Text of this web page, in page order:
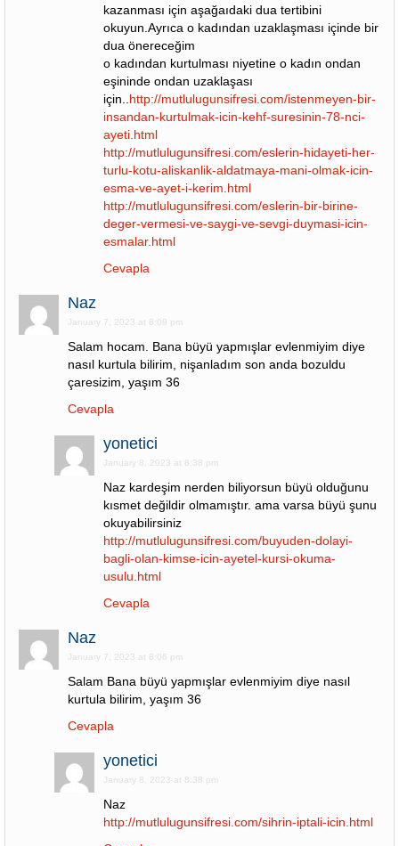
kazanması için aşağaıdaki dua tertibini
okuyun.Ayrıca o kadından uzaklaşması içinde bir
dua önereceğim
o kadından kurtulması niyetine o kadın ondan
eşininde ondan uzaklaşası
için.. http://mutlulugunsifresi.com/istenmeyen-bir-
insandan-kurtulmak-icin-kehf-suresinin-78-nci-
ayeti.html
http://mutlulugunsifresi.com/eslerin-hidayeti-her-
turlu-kotu-aliskanlik-aldatmaya-mani-olmak-icin-
esma-ve-ayet-i-kerim.html
http://mutlulugunsifresi.com/eslerin-bir-birine-
deger-vermesi-ve-saygi-ve-sevgi-duymasi-icin-
esmalar.html
Cevapla
Naz
January 7, 2023 at 8:09 pm
Salam hocam. Bana büyü yapmışlar evlenmiyim diye
nasıl kurtula bilirim, nişanladım son anda bozuldu
çaresizim, yaşım 36
Cevapla
yonetici
January 8, 2023 at 8:38 pm
Naz kardeşim nerden biliyorsun büyü olduğunu
kısmet değildir olmamıştır. ama varsa büyü şunu
okuyabilirsiniz
http://mutlulugunsifresi.com/buyuden-dolayi-
bagli-olan-kimse-icin-ayetel-kursi-okuma-
usulu.html
Cevapla
Naz
January 7, 2023 at 8:06 pm
Salam Bana büyü yapmışlar evlenmiyim diye nasıl
kurtula bilirim, yaşım 36
Cevapla
yonetici
January 8, 2023 at 8:38 pm
Naz
http://mutlulugunsifresi.com/sihrin-iptali-icin.html